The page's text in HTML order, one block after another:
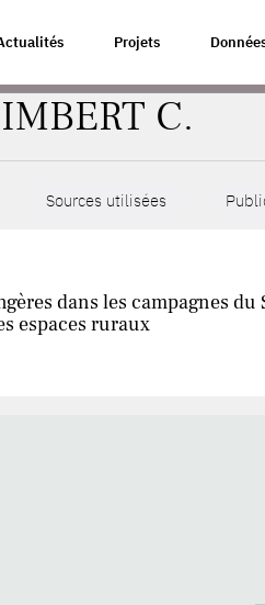
Projets
C.
Sources utilisées
dans les campagnes
espaces ruraux